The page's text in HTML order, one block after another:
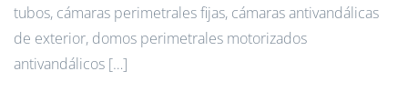
tubos, cámaras perimetrales fijas, cámaras antivandálicas
de exterior, domos perimetrales motorizados
antivandálicos […]